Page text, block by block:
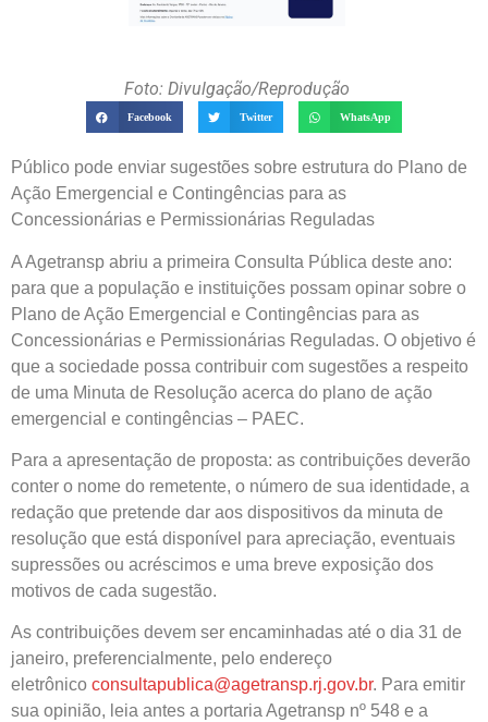
Foto: Divulgação/Reprodução
Facebook Twitter WhatsApp
Público pode enviar sugestões sobre estrutura do Plano de
Ação Emergencial e Contingências para as
Concessionárias e Permissionárias Reguladas
A Agetransp abriu a primeira Consulta Pública deste ano:
para que a população e instituições possam opinar sobre o
Plano de Ação Emergencial e Contingências para as
Concessionárias e Permissionárias Reguladas. O objetivo é
que a sociedade possa contribuir com sugestões a respeito
de uma Minuta de Resolução acerca do plano de ação
emergencial e contingências – PAEC.
Para a apresentação de proposta: as contribuições deverão
conter o nome do remetente, o número de sua identidade, a
redação que pretende dar aos dispositivos da minuta de
resolução que está disponível para apreciação, eventuais
supressões ou acréscimos e uma breve exposição dos
motivos de cada sugestão.
As contribuições devem ser encaminhadas até o dia 31 de
janeiro, preferencialmente, pelo endereço
eletrônico consultapublica@agetransp.rj.gov.br. Para emitir
sua opinião, leia antes a portaria Agetransp nº 548 e a